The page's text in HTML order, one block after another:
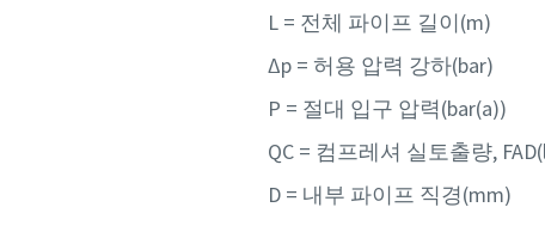
L = 전체 파이프 길이(m)
∆p = 허용 압력 강하(bar)
P = 절대 입구 압력(bar(a))
QC = 컴프레셔 실토출량,
D = 내부 파이프 직경(mm)